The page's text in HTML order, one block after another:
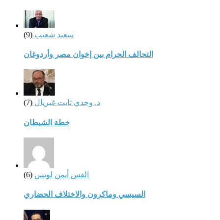
سعيد شعيب (9)
التحالف الحرام بين إخوان مصر وأردوغان
د. وجدي ثابت غبريال (7)
خطة الشيطان
القس أيمن لويس (6)
السيسي وماكرون والاختلاف الحضاري